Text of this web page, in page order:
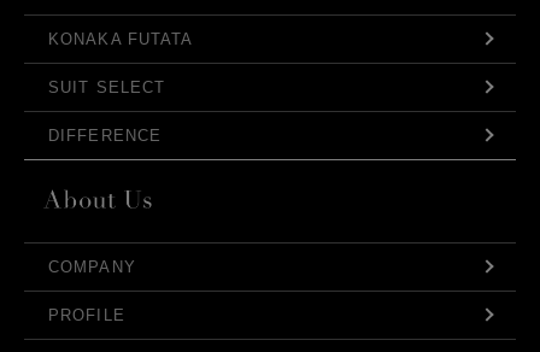
KONAKA FUTATA
SUIT SELECT
DIFFERENCE
COMPANY
PROFILE